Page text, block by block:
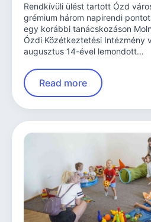
Rendkívüli ülést tartott Ózd
grémium három napirendi
egy korábbi tanácskozáson
Ózdi Közétkeztetési Intézmény
augusztus 14-ével lemondott…
Read more